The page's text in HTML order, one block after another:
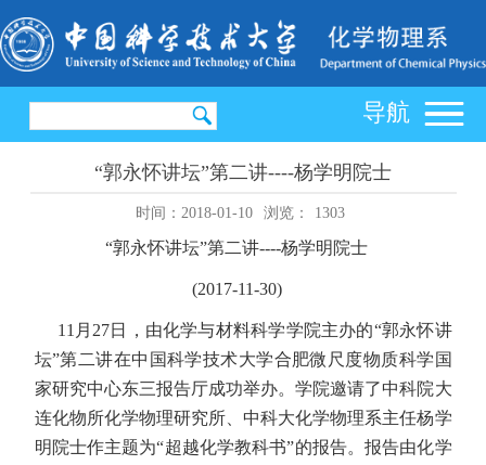
导航
“郭永怀讲坛”第二讲----杨学明院士
时间：2018-01-10 浏览： 1303
“郭永怀讲坛”第二讲----杨学明院士
(2017-11-30)
11月27日，由化学与材料科学学院主办的“郭永怀讲
坛”第二讲在中国科学技术大学合肥微尺度物质科学国
家研究中心东三报告厅成功举办。学院邀请了中科院大
连化物所化学物理研究所、中科大化学物理系主任杨学
明院士作主题为“超越化学教科书”的报告。报告由化学